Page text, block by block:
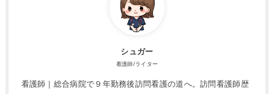
シュガー
看護師/ライター
看護師｜総合病院で９年勤務後訪問看護の道へ。訪問看護師歴